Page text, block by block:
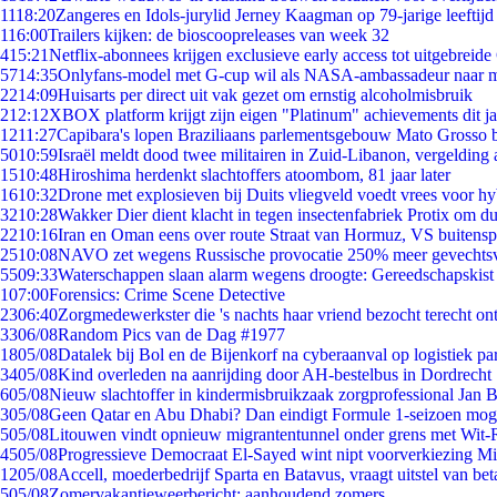
1118:20Zangeres en Idols-jurylid Jerney Kaagman op 79-jarige
116:00Trailers kijken: de bioscoopreleases van week 32
415:21Netflix-abonnees krijgen exclusieve early access tot
5714:35Onlyfans-model met G-cup wil als NASA-ambassadeur naar
2214:09Huisarts per direct uit vak gezet om ernstig alcoholmisbruik
212:12XBOX platform krijgt zijn eigen "Platinum" achievements dit
1211:27Capibara's lopen Braziliaans parlementsgebouw Mato Grosso
5010:59Israël meldt dood twee militairen in Zuid-Libanon, vergelding
1510:48Hiroshima herdenkt slachtoffers atoombom, 81 jaar later
1610:32Drone met explosieven bij Duits vliegveld voedt vrees voor
3210:28Wakker Dier dient klacht in tegen insectenfabriek Protix om
2210:16Iran en Oman eens over route Straat van Hormuz, VS
2510:08NAVO zet wegens Russische provocatie 250% meer
5509:33Waterschappen slaan alarm wegens droogte:
107:00Forensics: Crime Scene Detective
2306:40Zorgmedewerkster die 's nachts haar vriend bezocht terecht
3306/08Random Pics van de Dag #1977
1805/08Datalek bij Bol en de Bijenkorf na cyberaanval op logistiek
3405/08Kind overleden na aanrijding door AH-bestelbus in Dordrecht
605/08Nieuw slachtoffer in kindermisbruikzaak zorgprofessional Jan
305/08Geen Qatar en Abu Dhabi? Dan eindigt Formule 1-seizoen
505/08Litouwen vindt opnieuw migrantentunnel onder grens met Wit-
4505/08Progressieve Democraat El-Sayed wint nipt voorverkiezing
1205/08Accell, moederbedrijf Sparta en Batavus, vraagt uitstel van